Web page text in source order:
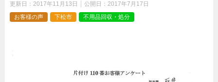
更新日： 2017年11月13日 公開日： 2017年7月17日
お客様の声
下松市 不用品回収・処分